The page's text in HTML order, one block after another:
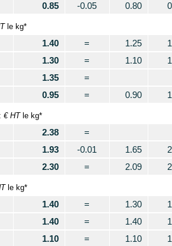
0.85
-0.05 0.80
le kg*
1.40 = 1.25
1.30 = 1.10
1.35
=
0.95 = 0.90
€ HTle kg*
2.38
=
1.93
-0.01 1.65
2.30 = 2.09
le kg*
1.40 = 1.30
1.40 = 1.40
1.10
= 1.10